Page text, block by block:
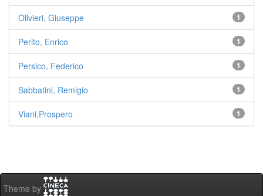
1
Olivieri, Giuseppe
1
Perito, Enrico
1
Persico, Federico
1
Sabbatini, Remigio
1
Viani,Prospero
Theme by